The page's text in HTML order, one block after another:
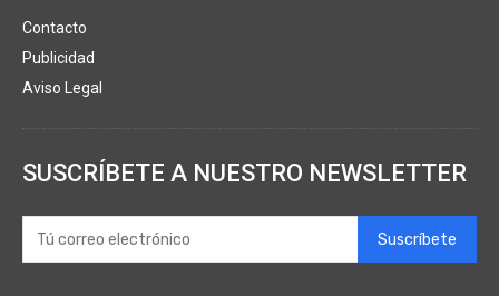
Contacto
Publicidad
Aviso Legal
SUSCRÍBETE A NUESTRO NEWSLETTER
Suscríbete